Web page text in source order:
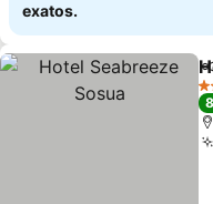
exatos.
3